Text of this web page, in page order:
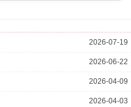
2026-07-19
2026-06-22
2026-04-09
2026-04-03